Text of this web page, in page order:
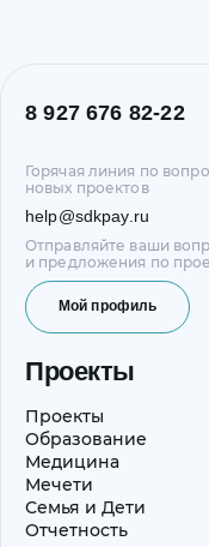
Проекты
Проекты
Образование
Медицина
Мечети
Семья и Дети
Отчетность
8 927 676 82-22
Горячая линия по
новых проектов
help@sdkpay.ru
Отправляйте ваши
и предложения по
Мой профиль